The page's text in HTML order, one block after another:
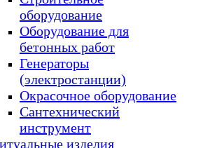
оборудование
Оборудование для
бетонных работ
Генераторы
(электростанции)
Окрасочное оборудование
Сантехнический
инструмент
изделия